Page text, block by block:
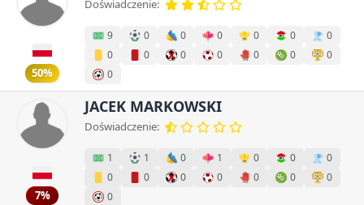
50%
Doświadczenie:
9 0 0 0 0 0
0
0
0 0 0 0 0
0
0
7%
JACEK MARKOWSKI
Doświadczenie:
1 1 0 1 0 0
0
0
0 0 0 0 0
0
0